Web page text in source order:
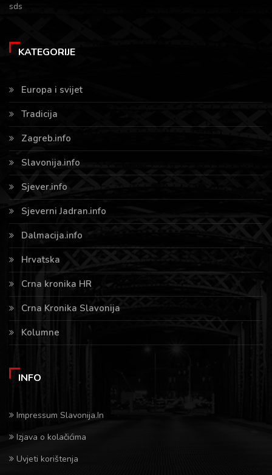
sds
KATEGORIJE
Europa i svijet
Tradicija
Zagreb.info
Slavonija.info
Sjever.info
Sjeverni Jadran.info
Dalmacija.info
Hrvatska
Crna kronika HR
Crna Kronika Slavonija
Kolumne
INFO
Impressum Slavonija.In
Izjava o kolačićima
Uvjeti korištenja